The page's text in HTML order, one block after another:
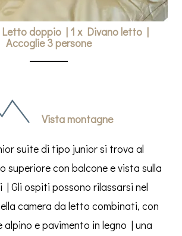
Letto doppio | 1 x Divano letto |
Accoglie 3 persone
Vista montagne
suite di tipo junior si trova al
superiore con balcone e vista sulla
Gli ospiti possono rilassarsi nel
camera da letto combinati, con
alpino e pavimento in legno | una